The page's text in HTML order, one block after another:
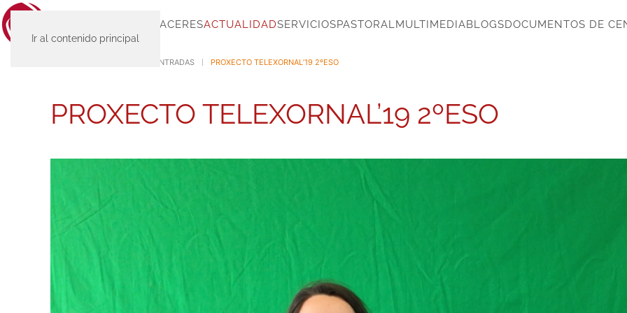
Ir al contenido principal
SC-PLACERESACTUALIDADSERVICIOSPASTORAL MULTIMEDIABLOGSDOCUMENTOS DE
ENTRADAS PROXECTO TELEXORNAL’19 2ºESO
PROXECTO TELEXORNAL’19 2ºESO